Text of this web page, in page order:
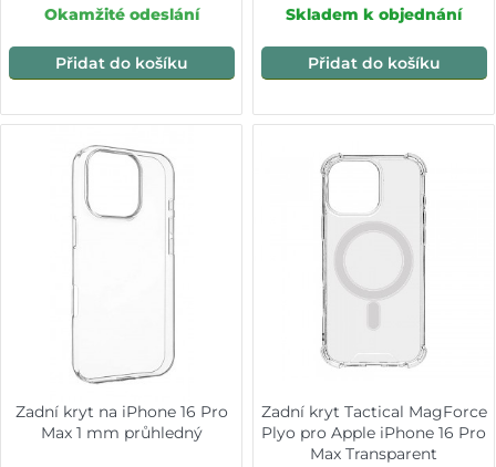
Okamžité odeslání
Přidat do košíku
Skladem k objednání
Přidat do košíku
Zadní kryt na iPhone 16 Pro
Max 1 mm průhledný
Zadní kryt Tactical MagForce
Plyo pro Apple iPhone 16 Pro
Max Transparent